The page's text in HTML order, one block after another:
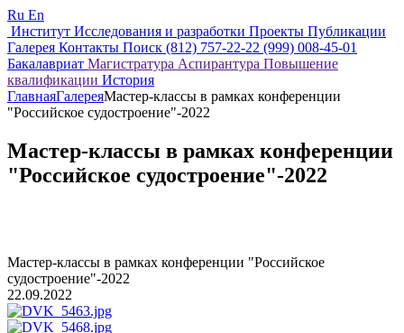
Ru En
Институт Исследования и разработки Проекты Публикации
Галерея Контакты Поиск (812) 757-22-22 (999) 008-45-01
Бакалавриат Магистратура Аспирантура Повышение
квалификации История
ГлавнаяГалереяМастер-классы в рамках конференции
"Российское судостроение"-2022
Мастер-классы в рамках конференции
"Российское судостроение"-2022
Мастер-классы в рамках конференции "Российское
судостроение"-2022
22.09.2022